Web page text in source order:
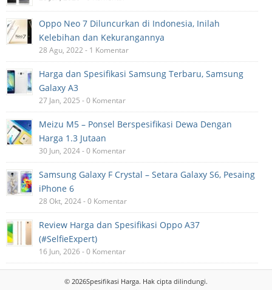
Oppo Neo 7 Diluncurkan di Indonesia, Inilah
Kelebihan dan Kekurangannya
28 Agu, 2022 - 1 Komentar
Harga dan Spesifikasi Samsung Terbaru, Samsung
Galaxy A3
27 Jan, 2025 - 0 Komentar
Meizu M5 – Ponsel Berspesifikasi Dewa Dengan
Harga 1.3 Jutaan
30 Jun, 2024 - 0 Komentar
Samsung Galaxy F Crystal – Setara Galaxy S6, Pesaing
iPhone 6
28 Okt, 2024 - 0 Komentar
Review Harga dan Spesifikasi Oppo A37
(#SelfieExpert)
16 Jun, 2026 - 0 Komentar
© 2026Spesifikasi Harga. Hak cipta dilindungi.